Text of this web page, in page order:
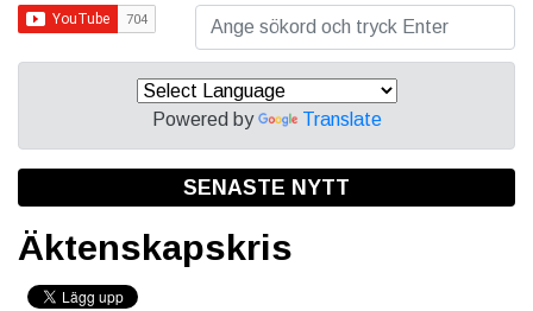
Powered by Translate
SENASTE NYTT
Äktenskapskris